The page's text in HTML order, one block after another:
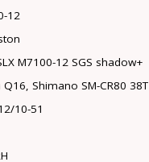
12
M7100-12 SGS shadow+
Q16, Shimano SM-CR80 38T
10-51